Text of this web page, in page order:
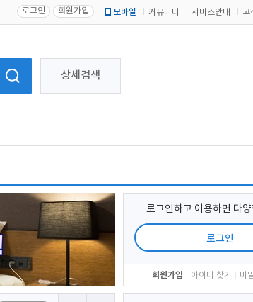
로그인 회원가입 모바일 커뮤니티 서비스안내 고
상세검색
로그인하고 이용하면 다
로그인
회원가입 아이디 찾기 비